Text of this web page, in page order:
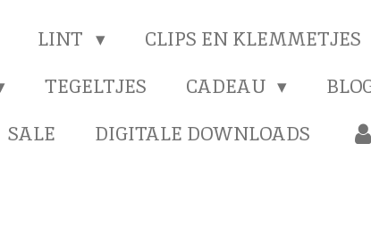
LINT CLIPS EN KLEMMETJES
TEGELTJES CADEAU
SALE DIGITALE DOWNLOADS